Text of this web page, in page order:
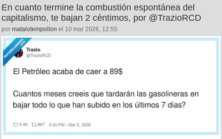
En cuanto termine la combustión espontánea del
capitalismo, te bajan 2 céntimos, por @TrazioRCD
por matalotempollon el 10 mar 2026, 12:55